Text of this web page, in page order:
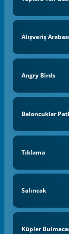
Alışveriş
Angry Birds
Baloncuklar
Tıklama
Salıncak
Küpler